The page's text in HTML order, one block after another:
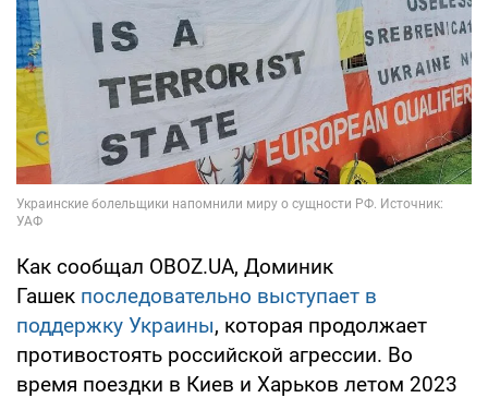
Как сообщал OBOZ.UA, Доминик
Гашек последовательно выступает в
поддержку Украины, которая продолжает
противостоять российской агрессии. Во
время поездки в Киев и Харьков летом 2023